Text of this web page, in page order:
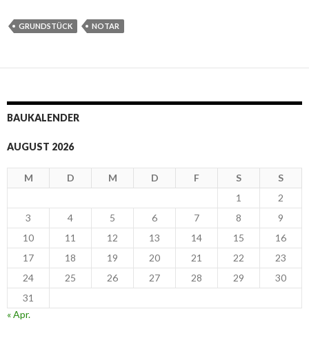
GRUNDSTÜCK NOTAR
BAUKALENDER
AUGUST 2026
M D M D F S
S
1
2
3
4 5 6 7 8
9
10
11 12 13 14 15
16
17
18 19 20 21 22
23
24
25 26 27 28 29
30
31
« Apr.